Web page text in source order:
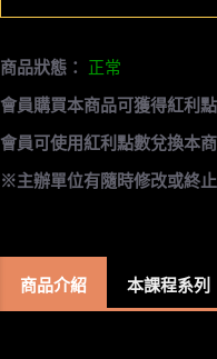
商品狀態： 正常
會員購買本商品可獲得紅利點
會員可使用紅利點數兌換本商
※主辦單位有隨時修改或終
商品介紹 本課程系列